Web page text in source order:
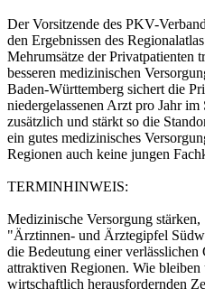
Der Vorsitzende des PKV-
den Ergebnissen des
Mehrumsätze der Privatpatienten
besseren medizinischen
Baden-Württemberg sichert die
niedergelassenen Arzt pro Jahr
zusätzlich und stärkt so die
ein gutes medizinisches
Regionen auch keine jungen
TERMINHINWEIS:
Medizinische Versorgung
"Ärztinnen- und Ärztegipfel
die Bedeutung einer verlässlichen
attraktiven Regionen. Wie bleiben
wirtschaftlich herausfordernden